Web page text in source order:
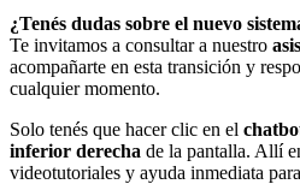
¿Tenés dudas sobre el nuevo
Te invitamos a consultar a nuestro
acompañarte en esta transición y
cualquier momento.
Solo tenés que hacer clic en el
inferior derecha de la pantalla. Allí
videotutoriales y ayuda inmediata